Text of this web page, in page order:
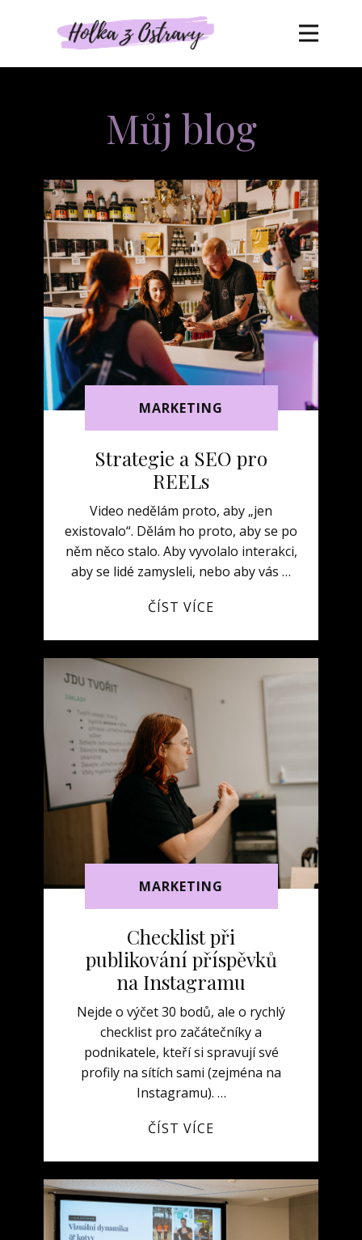
Můj blog
MARKETING
Strategie a SEO pro
REELs
Video nedělám proto, aby „jen
existovalo“. Dělám ho proto, aby se po
něm něco stalo. Aby vyvolalo interakci,
aby se lidé zamysleli, nebo aby vás …
ČÍST VÍCE
MARKETING
Checklist při
publikování příspěvků
na Instagramu
Nejde o výčet 30 bodů, ale o rychlý
checklist pro začátečníky a
podnikatele, kteří si spravují své
profily na sítích sami (zejména na
Instagramu). …
ČÍST VÍCE